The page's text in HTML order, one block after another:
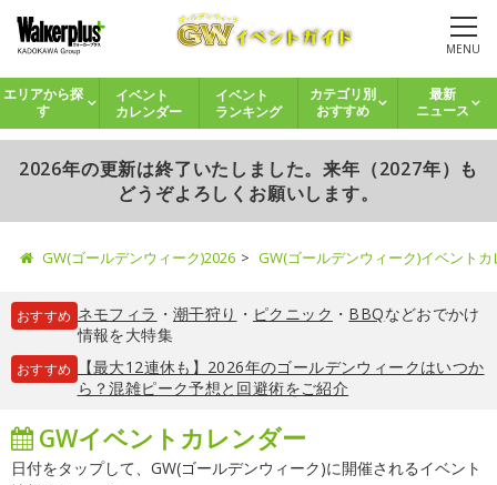
MENU
エリアから探
す
イベント
カレンダー
イベント
ランキング
カテゴリ別
おすすめ
最新
ニュース
2026年の更新は終了いたしました。来年（2027年）も
どうぞよろしくお願いします。
GW(ゴールデンウィーク)2026 GW(ゴールデンウィーク)イベント
おすすめ ネモフィラ ・ 潮干狩り ・ ピクニック ・ BBQなどおでかけ
情報を大特集
おすすめ
【最大12連休も】2026年のゴールデンウィークはいつか
ら？混雑ピーク予想と回避術をご紹介
GWイベントカレンダー
日付をタップして、GW(ゴールデンウィーク)に開催されるイベント